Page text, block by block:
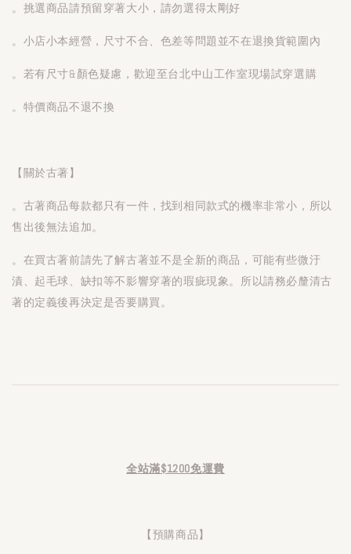
。挑選商品請預留穿著大小，請勿選得太剛好
。小店小本經營，尺寸不合、色差等問題並不在退換貨範圍內
。若有尺寸&顏色疑慮，歡迎至台北中山工作室現場試穿選購
。特價商品不退不換
【關於古著】
。古著商品每款都只有一件，找到相同款式的機率非常小，所以
售出後無法追加。
。在買古著前請先了解古著並不是全新的商品，可能有些微汙
漬、起毛球、缺扣等不影響穿著的瑕疵現象。所以請務必釐清古
著的定義後再決定是否要購買。
全站滿$1200免運費
【預購商品】